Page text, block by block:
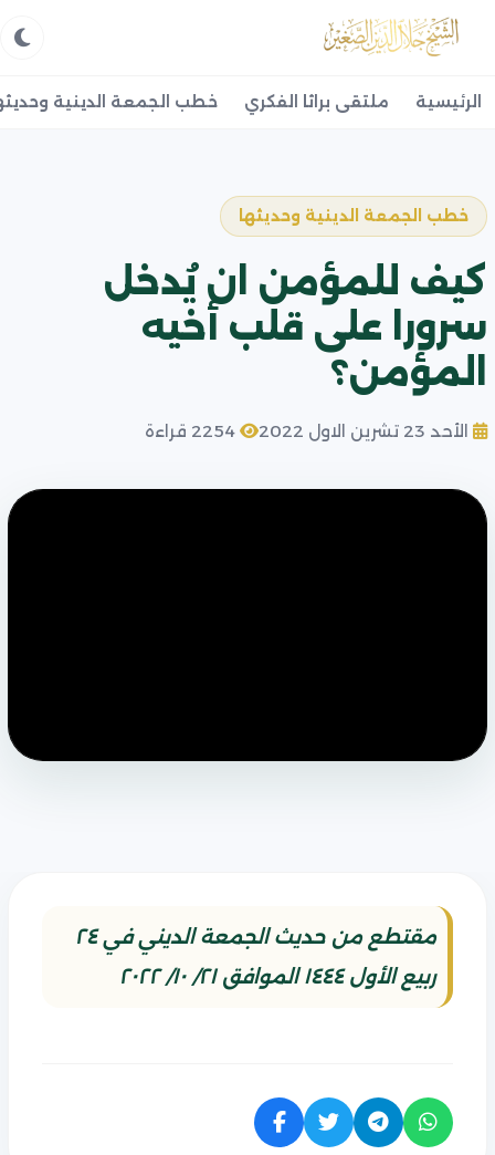
الرئيسية ملتقى براثا الفكري خطب الجمعة الدينية
خطب الجمعة الدينية وحديثها
كيف للمؤمن ان يُدخل
سرورا على قلب أخيه
المؤمن؟
الأحد 23 تشرين الاول 2022
مقتطع من حديث الجمعة الديني في ٢٤
ربيع الأول ١٤٤٤ الموافق ٢١/ ١٠/ ٢٠٢٢